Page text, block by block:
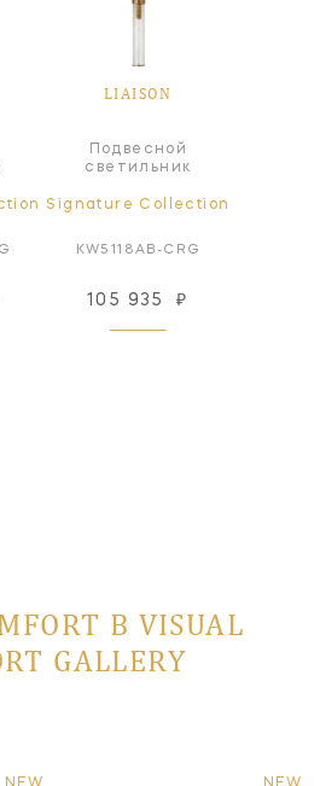
LIAISON
Подвесной
светильник
Signature Collection
KW5118AB-CRG
105 935 ₽
В VISUAL
GALLERY
NEW NEW